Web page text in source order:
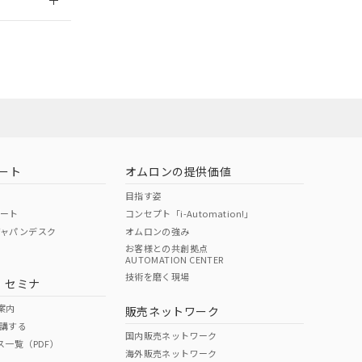
O O
ト
ト
パンデスク
セミナ
内
する
覧（PDF）
オムロンの提供価値
目指す姿
コンセプト「i-Automation!」
オムロンの強み
お客様との共創拠点
AUTOMATION CENTER
技術を磨く現場
販売ネットワーク
国内販売ネットワーク
海外販売ネットワーク